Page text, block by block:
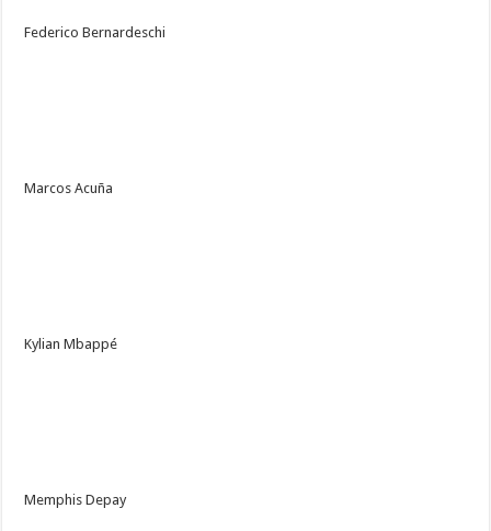
Federico Bernardeschi
Marcos Acuña
Kylian Mbappé
Memphis Depay